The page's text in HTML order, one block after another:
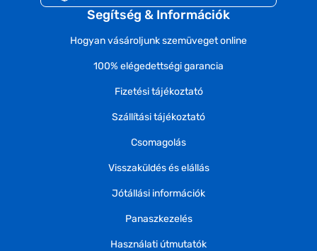
Segítség & Információk
Hogyan vásároljunk szemüveget online
100% elégedettségi garancia
Fizetési tájékoztató
Szállítási tájékoztató
Csomagolás
Visszaküldés és elállás
Jótállási információk
Panaszkezelés
Használati útmutatók